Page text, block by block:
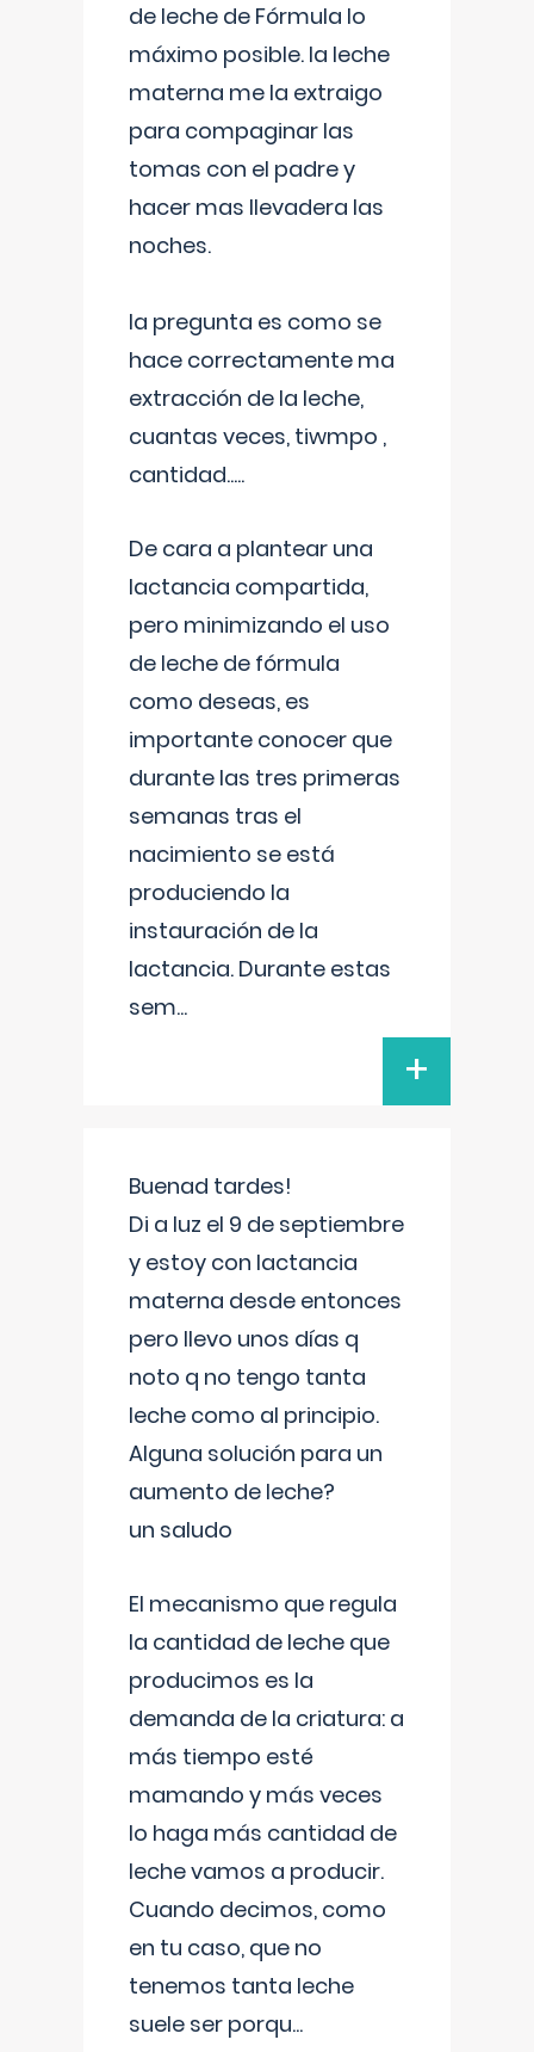
de leche de Fórmula lo
máximo posible. la leche
materna me la extraigo
para compaginar las
tomas con el padre y
hacer mas llevadera las
noches.
la pregunta es como se
hace correctamente ma
extracción de la leche,
cuantas veces, tiwmpo ,
cantidad.....
De cara a plantear una
lactancia compartida,
pero minimizando el uso
de leche de fórmula
como deseas, es
importante conocer que
durante las tres primeras
semanas tras el
nacimiento se está
produciendo la
instauración de la
lactancia. Durante estas
sem...
+
Buenad tardes!
Di a luz el 9 de septiembre
y estoy con lactancia
materna desde entonces
pero llevo unos días q
noto q no tengo tanta
leche como al principio.
Alguna solución para un
aumento de leche?
un saludo
El mecanismo que regula
la cantidad de leche que
producimos es la
demanda de la criatura: a
más tiempo esté
mamando y más veces
lo haga más cantidad de
leche vamos a producir.
Cuando decimos, como
en tu caso, que no
tenemos tanta leche
suele ser porqu...